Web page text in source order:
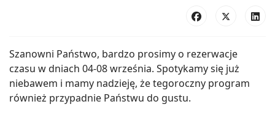
Szanowni Państwo, bardzo prosimy o rezerwacje
czasu w dniach 04-08 września. Spotykamy się już
niebawem i mamy nadzieję, że tegoroczny program
również przypadnie Państwu do gustu.